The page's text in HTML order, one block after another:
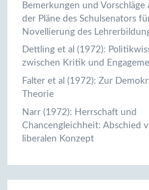
Bemerkungen und Vorschläge
der Pläne des Schulsenators
Novellierung des
Dettling et al (1972):
zwischen Kritik und
Falter et al (1972): Zur
Theorie
Narr (1972): Herrschaft und
Chancengleichheit: Abschied
liberalen Konzept